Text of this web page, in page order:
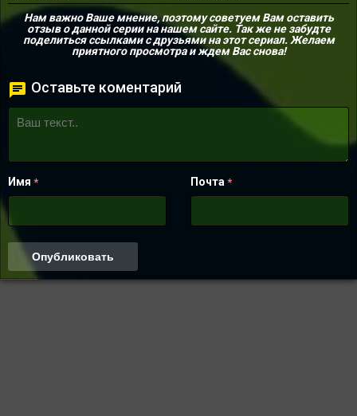
Нам важно Ваше мнение, поэтому советуем Вам оставить
отзыв о данной серии на нашем сайте. Так же не забудте
поделиться ссылками с друзьями на этот сериал. Желаем
приятного просмотра и ждем Вас снова!
Оставьте коментарий
Имя * Почта *